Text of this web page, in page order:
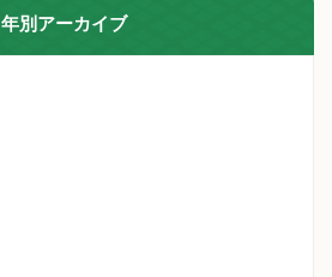
年別アーカイブ